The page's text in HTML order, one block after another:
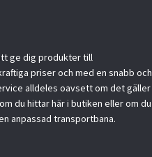
ge dig produkter till
priser och med en snabb och
alldeles oavsett om det gäller
du hittar här i butiken eller om du
anpassad transportbana.